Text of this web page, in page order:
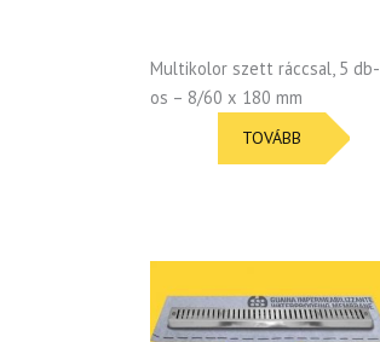
Multikolor szett ráccsal, 5 db-
os – 8/60 x 180 mm
TOVÁBB